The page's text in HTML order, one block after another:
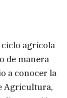
agrícola
de manera
a conocer la
Agricultura,